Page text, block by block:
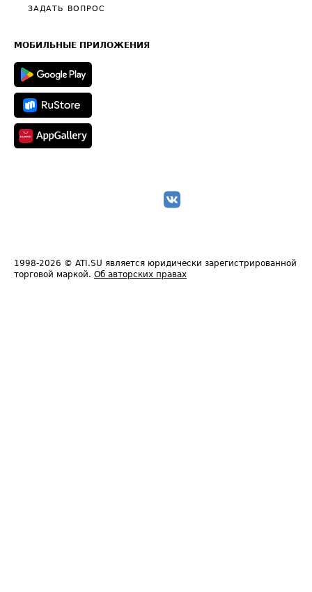
Общие положения
Полезное по перевозкам
Техническая информация
ЗАДАТЬ ВОПРОС
МОБИЛЬНЫЕ ПРИЛОЖЕНИЯ
1998-2026 © ATI.SU является юридически зарегистрированной
торговой маркой. Об авторских правах